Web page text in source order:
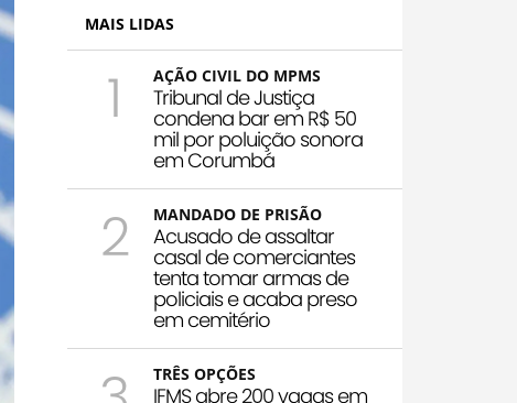
MAIS LIDAS
1 AÇÃO CIVIL DO MPMS
Tribunal de Justiça
condena bar em R$ 50
mil por poluição sonora
em Corumbá
2 MANDADO DE PRISÃO
Acusado de assaltar
casal de comerciantes
tenta tomar armas de
policiais e acaba preso
em cemitério
TRÊS OPÇÕES
IFMS abre 200 vagas em